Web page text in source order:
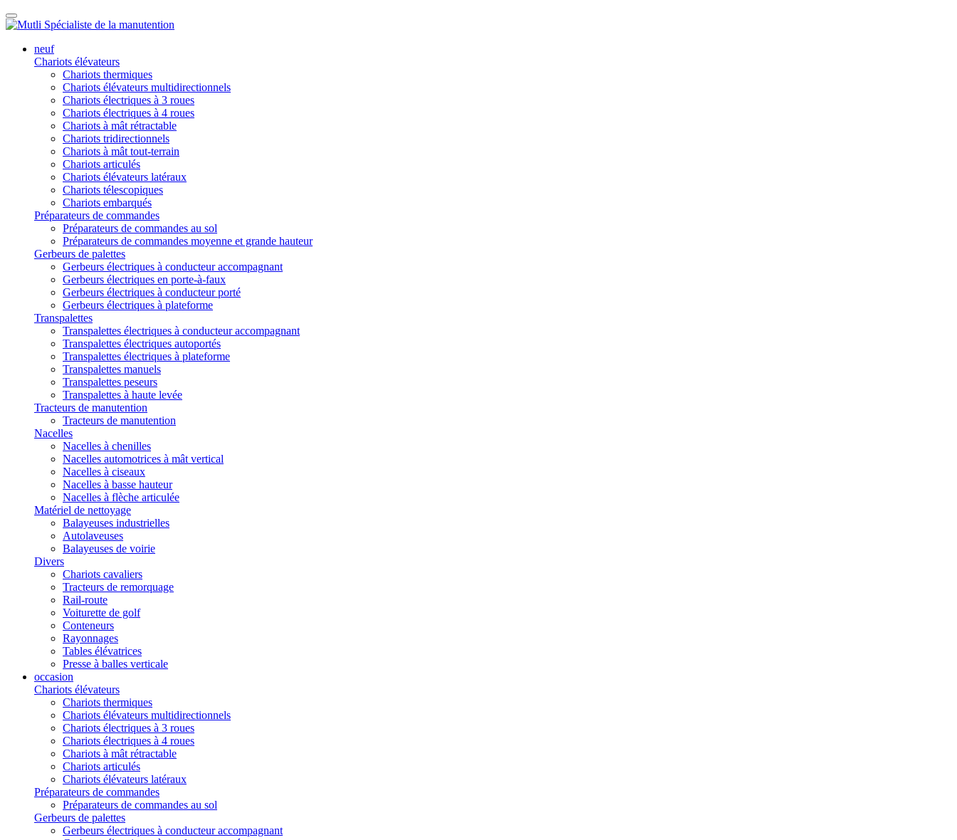
neuf
Chariots élévateurs
Chariots thermiques
Chariots élévateurs multidirectionnels
Chariots électriques à 3 roues
Chariots électriques à 4 roues
Chariots à mât rétractable
Chariots tridirectionnels
Chariots à mât tout-terrain
Chariots articulés
Chariots élévateurs latéraux
Chariots télescopiques
Chariots embarqués
Préparateurs de commandes
Préparateurs de commandes au sol
Préparateurs de commandes moyenne et grande hauteur
Gerbeurs de palettes
Gerbeurs électriques à conducteur accompagnant
Gerbeurs électriques en porte-à-faux
Gerbeurs électriques à conducteur porté
Gerbeurs électriques à plateforme
Transpalettes
Transpalettes électriques à conducteur accompagnant
Transpalettes électriques autoportés
Transpalettes électriques à plateforme
Transpalettes manuels
Transpalettes peseurs
Transpalettes à haute levée
Tracteurs de manutention
Tracteurs de manutention
Nacelles
Nacelles à chenilles
Nacelles automotrices à mât vertical
Nacelles à ciseaux
Nacelles à basse hauteur
Nacelles à flèche articulée
Matériel de nettoyage
Balayeuses industrielles
Autolaveuses
Balayeuses de voirie
Divers
Chariots cavaliers
Tracteurs de remorquage
Rail-route
Voiturette de golf
Conteneurs
Rayonnages
Tables élévatrices
Presse à balles verticale
occasion
Chariots élévateurs
Chariots thermiques
Chariots élévateurs multidirectionnels
Chariots électriques à 3 roues
Chariots électriques à 4 roues
Chariots à mât rétractable
Chariots articulés
Chariots élévateurs latéraux
Préparateurs de commandes
Préparateurs de commandes au sol
Gerbeurs de palettes
Gerbeurs électriques à conducteur accompagnant